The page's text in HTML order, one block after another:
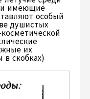
и имеющие
особый
душистых
их
скобках)